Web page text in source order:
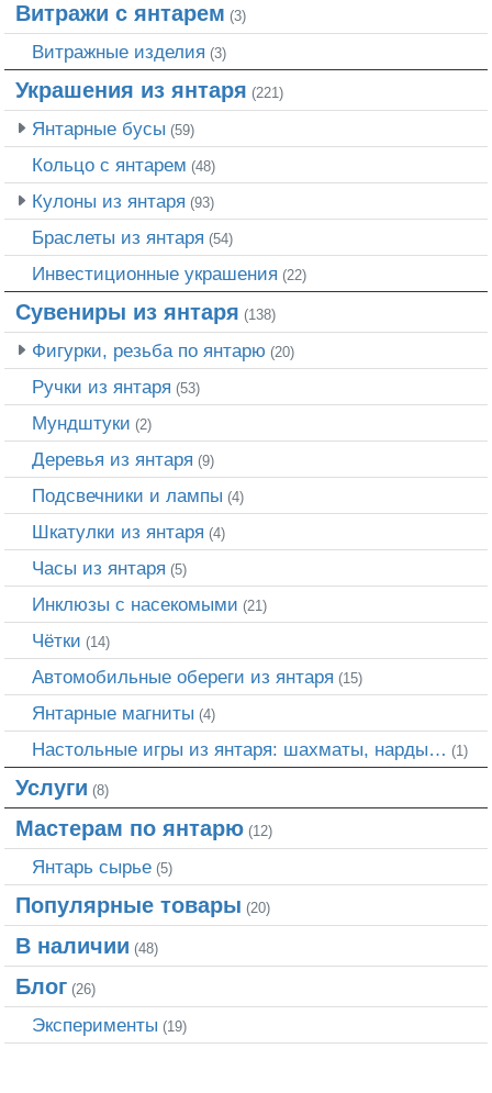
Витражи с янтарем (3)
Витражные изделия (3)
Украшения из янтаря (221)
Янтарные бусы (59)
Кольцо с янтарем (48)
Кулоны из янтаря (93)
Браслеты из янтаря (54)
Инвестиционные украшения (22)
Сувениры из янтаря (138)
Фигурки, резьба по янтарю (20)
Ручки из янтаря (53)
Мундштуки (2)
Деревья из янтаря (9)
Подсвечники и лампы (4)
Шкатулки из янтаря (4)
Часы из янтаря (5)
Инклюзы с насекомыми (21)
Чётки (14)
Автомобильные обереги из янтаря (15)
Янтарные магниты (4)
Настольные игры из янтаря: шахматы, нарды… (1)
Услуги (8)
Мастерам по янтарю (12)
Янтарь сырье (5)
Популярные товары (20)
В наличии (48)
Блог (26)
Эксперименты (19)